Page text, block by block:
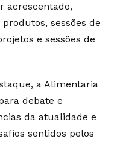
acrescentado,
sessões de
e sessões de
a Alimentaria
debate e
da atualidade e
sentidos pelos